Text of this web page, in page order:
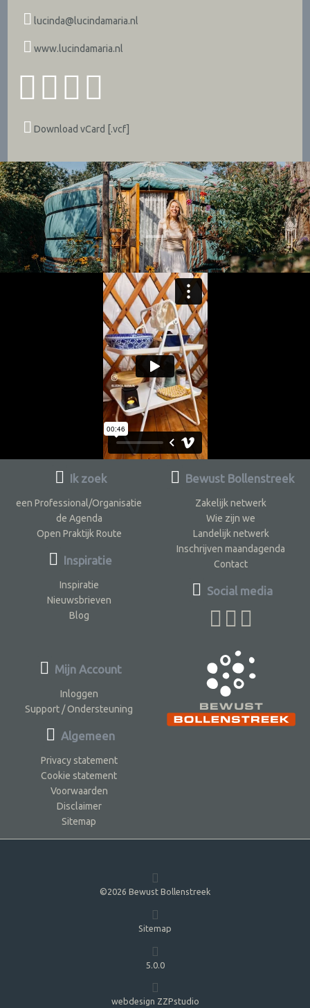
lucinda@lucindamaria.nl
www.lucindamaria.nl
Download vCard [.vcf]
Ik zoek
een Professional/Organisatie
de Agenda
Open Praktijk Route
Inspiratie
Inspiratie
Nieuwsbrieven
Blog
Bewust Bollenstreek
Zakelijk netwerk
Wie zijn we
Landelijk netwerk
Inschrijven maandagenda
Contact
Social media
Mijn Account
Inloggen
Support / Ondersteuning
Algemeen
Privacy statement
Cookie statement
Voorwaarden
Disclaimer
Sitemap
©2026 Bewust Bollenstreek
Sitemap
5.0.0
webdesign ZZPstudio